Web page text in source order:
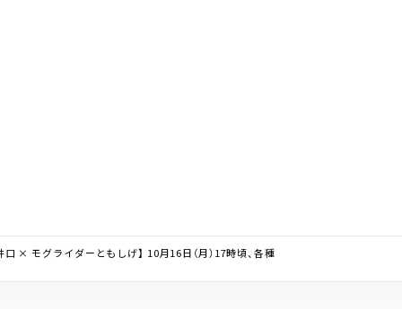
× モグライダーともしげ】 10月16日（月）17時頃、各種